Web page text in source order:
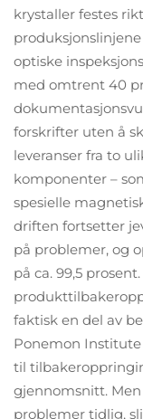
krystaller festes
optiske
med omtrent 40
forskrifter uten å
leveranser fra to
komponenter –
spesielle
driften fortsetter
på problemer, og
på ca. 99,5
faktisk en del av
Ponemon
til
gjennomsnitt.
problemer tidlig,